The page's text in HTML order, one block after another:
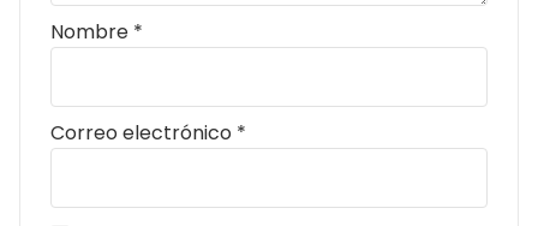
Nombre *
Correo electrónico *